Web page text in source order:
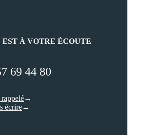
À VOTRE ÉCOUTE
69 44 80
écrire